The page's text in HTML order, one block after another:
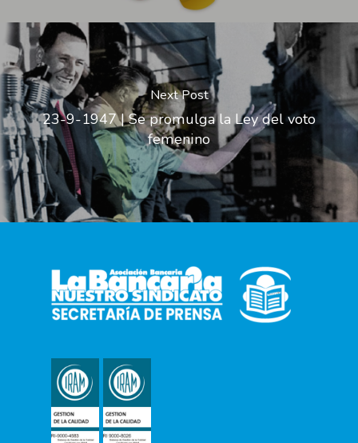
Next Post
23-9-1947 | Se promulga la Ley del voto
femenino